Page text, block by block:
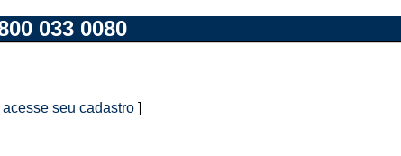
033 0080
acesse seu cadastro ]